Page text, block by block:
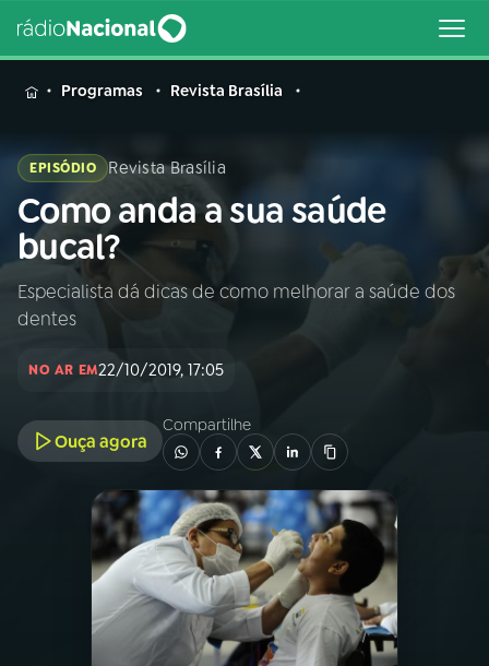
MENU
Buscar
na
Rádio
Nacional
PROGRAMAÇÃO
PROGRAMAS
Programas Revista Brasília
EPISÓDIO Revista Brasília
Como anda a sua saúde
bucal?
Especialista dá dicas de como melhorar a saúde dos
dentes
NO AR EM22/10/2019, 17:05
Ouça agora
Compartilhe